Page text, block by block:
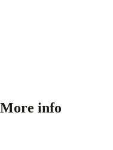
More info